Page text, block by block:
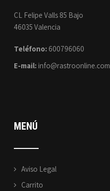
CL Felipe Valls 85 Bajo
46035 Valencia
Teléfono: 600796060
E-mail: info@rastroonline.com
MENÚ
Aviso Legal
Carrito